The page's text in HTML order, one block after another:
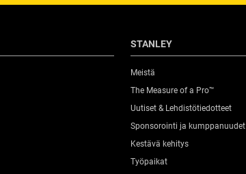
STANLEY
Meistä
The Measure of a Pro™
Uutiset & Lehdistötiedotteet
Sponsorointi ja kumppanuudet
Kestävä kehitys
Työpaikat